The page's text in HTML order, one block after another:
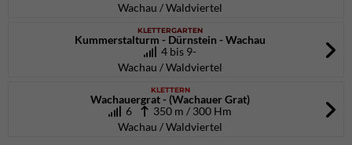
Wachau / Waldviertel
KLETTERGARTEN
Kummerstalturm - Dürnstein - Wachau
4 bis 9-
Wachau / Waldviertel
KLETTERN
Wachauergrat - (Wachauer Grat)
6
350 m / 300 Hm
Wachau / Waldviertel